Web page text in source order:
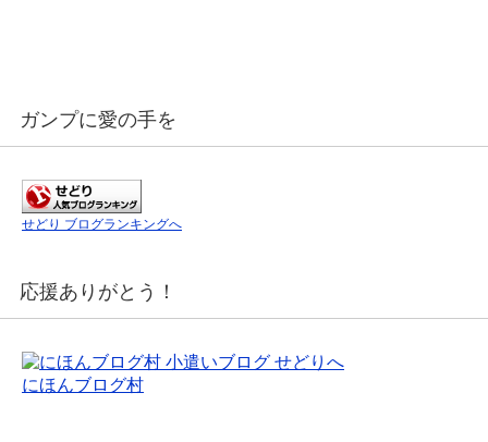
ガンプに愛の手を
せどり ブログランキングへ
応援ありがとう！
にほんブログ村